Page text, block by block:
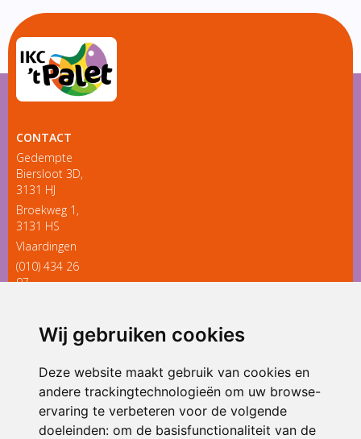
Wij gebruiken cookies
Deze website maakt gebruik van cookies en
andere trackingtechnologieën om uw browse-
ervaring te verbeteren voor de volgende
doeleinden: om de basisfunctionaliteit van de
CONTACT
Gedempte
Biersloot 3D,
3131 HJ
Broekweg 1,
3131 HS
Vlaardingen
(010) 434 26
97
ONDERDEEL VAN